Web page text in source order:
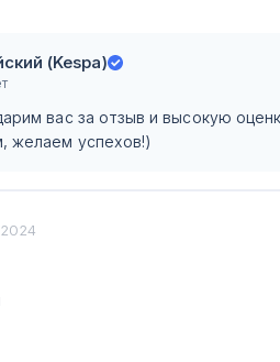
(Kespa)
вас за отзыв и высокую
желаем успехов!)